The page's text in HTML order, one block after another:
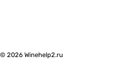
© 2026 Winehelp2.ru